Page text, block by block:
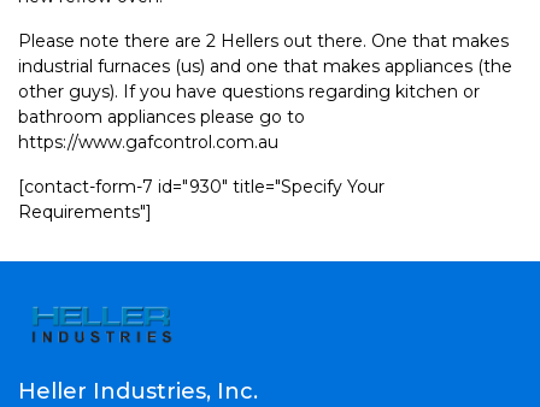
Please note there are 2 Hellers out there. One that makes
industrial furnaces (us) and one that makes appliances (the
other guys). If you have questions regarding kitchen or
bathroom appliances please go to
https://www.gafcontrol.com.au
[contact-form-7 id="930" title="Specify Your
Requirements"]
Heller Industries, Inc.